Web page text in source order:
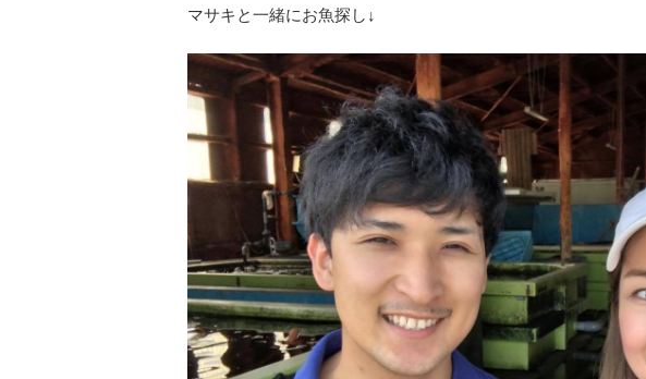
マサキと一緒にお魚探し↓